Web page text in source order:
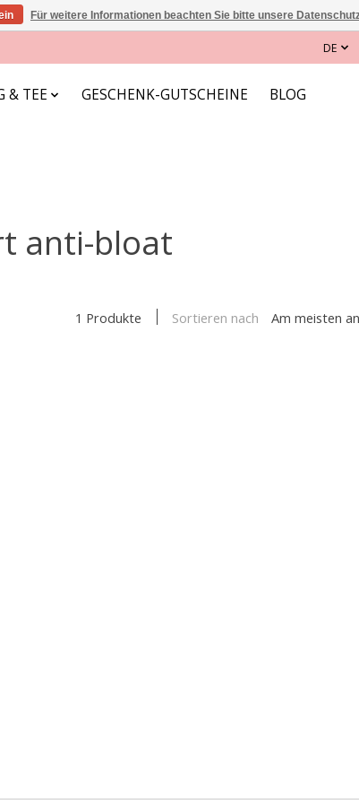
DE
& TEE GESCHENK-GUTSCHEINE BLOG
anti-bloat
1 Produkte Sortieren nach Am meisten
Für weitere Informationen beachten Sie bitte unsere